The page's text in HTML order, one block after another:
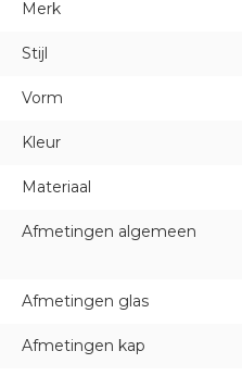
Merk
Stijl
Vorm
Kleur
Materiaal
Afmetingen algemeen
Afmetingen glas
Afmetingen kap